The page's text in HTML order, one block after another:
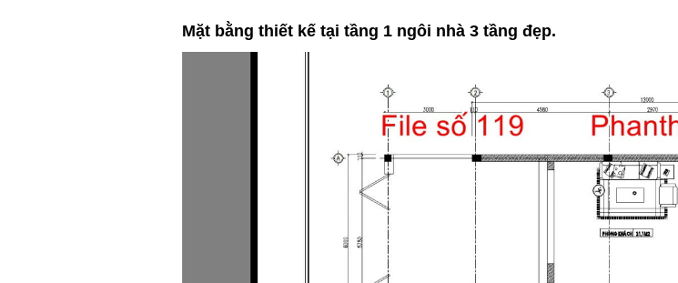
Mặt bằng thiết kế tại tầng 1 ngôi nhà 3 tầng đẹp.